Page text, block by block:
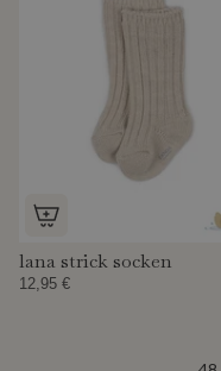
lana strick socken
12,95 €